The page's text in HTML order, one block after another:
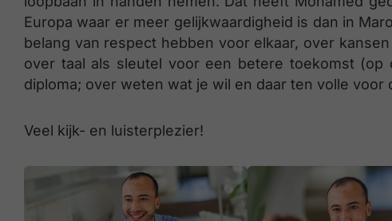
Europa waar er meer gelijkwaardigheid is dan in
belang van respect hebben voor elkaar, over
over taal als sleutel voor een betere toekomst
diploma; over weten wat je wil en daar ten volle voor
Veel kijk- en luisterplezier!